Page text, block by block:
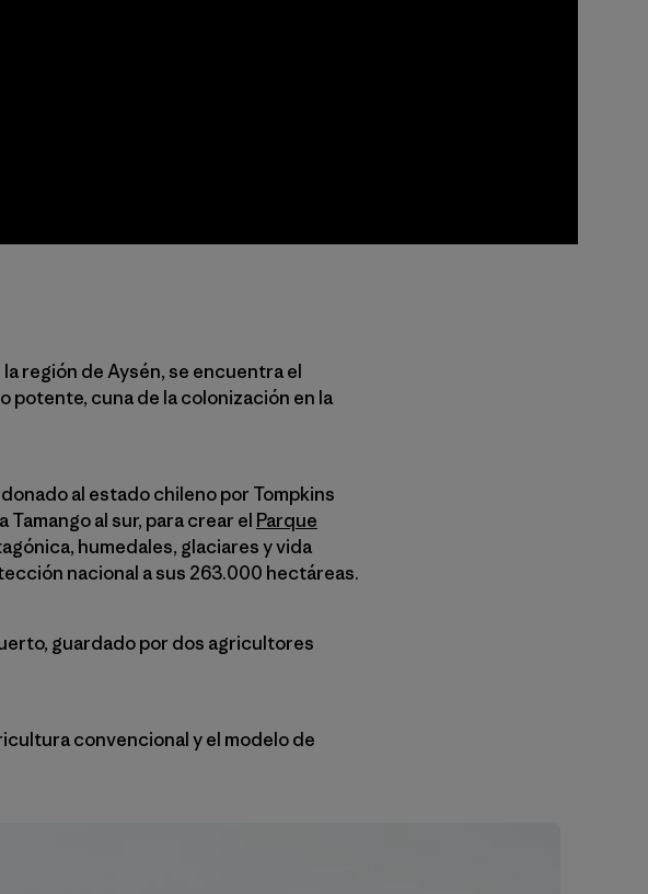
región de Aysén, se encuentra el
potente, cuna de la colonización en la
al estado chileno por Tompkins
al sur, para crear el Parque
humedales, glaciares y vida
nacional a sus 263.000 hectáreas.
guardado por dos agricultores
convencional y el modelo de